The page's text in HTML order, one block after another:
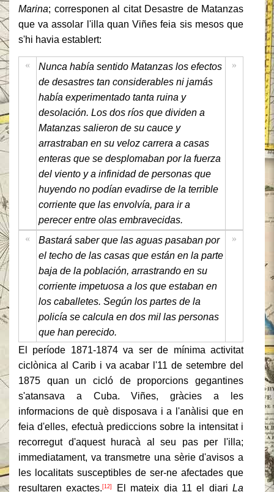
Marina; corresponen al citat Desastre de Matanzas
que va assolar l'illa quan Viñes feia sis mesos que
s'hi havia establert:
«
Nunca había sentido Matanzas los efectos
de desastres tan considerables ni jamás
había experimentado tanta ruina y
desolación. Los dos ríos que dividen a
Matanzas salieron de su cauce y
arrastraban en su veloz carrera a casas
enteras que se desplomaban por la fuerza
del viento y a infinidad de personas que
huyendo no podían evadirse de la terrible
corriente que las envolvía, para ir a
perecer entre olas embravecidas.
»
«
Bastará saber que las aguas pasaban por
el techo de las casas que están en la parte
baja de la población, arrastrando en su
corriente impetuosa a los que estaban en
los caballetes. Según los partes de la
policía se calcula en dos mil las personas
que han perecido.
»
El període 1871-1874 va ser de mínima activitat
ciclònica al Carib i va acabar l'11 de setembre del
1875 quan un cicló de proporcions gegantines
s'atansava a Cuba. Viñes, gràcies a les
informacions de què disposava i a l'anàlisi que en
feia d'elles, efectuà prediccions sobre la intensitat i
recorregut d'aquest huracà al seu pas per l'illa;
immediatament, va transmetre una sèrie d'avisos a
les localitats susceptibles de ser-ne afectades que
resultaren exactes.[12] El mateix dia 11 el diari La